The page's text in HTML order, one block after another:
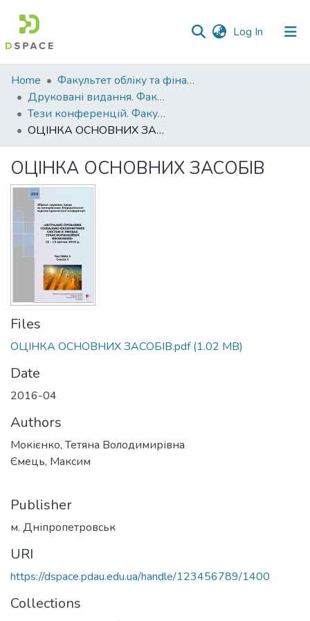
Log In (current)
Communities
&
Collections
All of DSpace
Statistics
Home
Факультет обліку та фінансів
Друковані видання. Факультет обліку та фінансів
Тези конференцій. Факультет обліку та фінансів
ОЦІНКА ОСНОВНИХ ЗАСОБІВ
ОЦІНКА ОСНОВНИХ ЗАСОБІВ
Files
ОЦІНКА ОСНОВНИХ ЗАСОБІВ.pdf(1.02 MB)
Date
2016-04
Authors
Мокієнко, Тетяна Володимирівна
Ємець, Максим
Publisher
м. Дніпропетровськ
URI
https://dspace.pdau.edu.ua/handle/123456789/1400
Collections